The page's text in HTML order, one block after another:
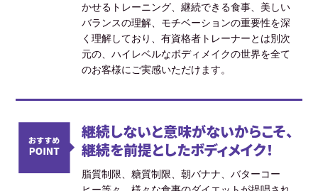
かせるトレーニング、継続できる食事、美しい
バランスの理解、モチベーションの重要性を深
く理解しており、有資格者トレーナーとは別次
元の、ハイレベルなボディメイクの世界を全て
のお客様にご実感いただけます。
継続しないと意味がないからこそ、
継続を前提としたボディメイク！
脂質制限、糖質制限、朝バナナ、バターコー